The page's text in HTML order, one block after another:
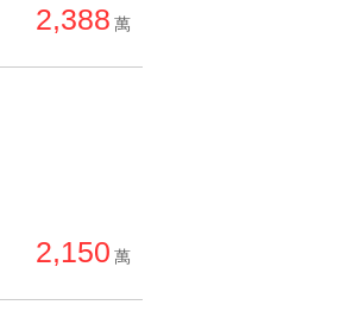
2,388 萬
2,150 萬